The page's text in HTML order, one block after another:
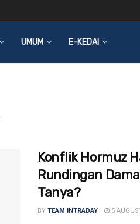
UMUM E-KEDAI
Konflik Hormuz
Rundingan
Tanya?
BY TEAM INTRADAY 5